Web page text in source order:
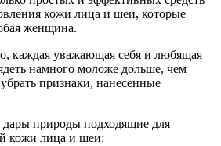
кожи лица и шеи, которые
женщина.
каждая уважающая себя и любящая
намного моложе дольше, чем
признаки, нанесенные
дары природы подходящие для
кожи лица и шеи: